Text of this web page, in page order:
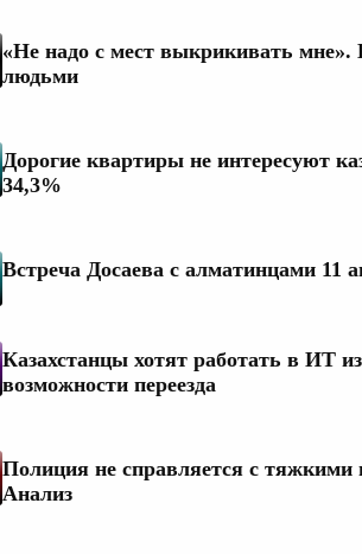
«Не надо с мест выкрикивать мне».
людьми
Дорогие квартиры не интересуют
34,3%
Встреча Досаева с алматинцами 11
Казахстанцы хотят работать в ИТ
возможности переезда
Полиция не справляется с тяжкими
Анализ